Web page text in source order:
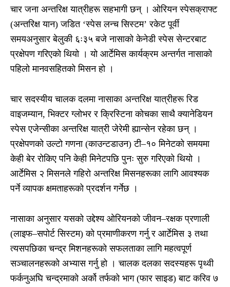
चार जना अन्तरिक्ष यात्रीहरू सहभागी छन् । ओरियन स्पेसक्राफ्ट
(अन्तरिक्ष यान) जडित ‘स्पेस लन्च सिस्टम’ रकेट पूर्वी
समयअनुसार बेलुकी ६ः३५ बजे नासाको केनेडी स्पेस सेन्टरबाट
प्रक्षेपण गरिएको थियो । यो आर्टेमिस कार्यक्रम अन्तर्गत नासाको
पहिलो मानवसहितको मिसन हो ।
चार सदस्यीय चालक दलमा नासाका अन्तरिक्ष यात्रीहरू रिड
वाइजम्यान, भिक्टर ग्लोभर र क्रिस्टिना कोचका साथै क्यानेडियन
स्पेस एजेन्सीका अन्तरिक्ष यात्री जेरेमी ह्यान्सेन रहेका छन् ।
प्रक्षेपणको उल्टो गणना (काउन्टडाउन) टी–१० मिनेटको समयमा
केही बेर रोकिए पनि केही मिनेटपछि पुनः सुरु गरिएको थियो ।
आर्टेमिस २ मिसनले गहिरो अन्तरिक्ष मिसनहरूका लागि आवश्यक
पर्ने व्यापक क्षमताहरूको प्रदर्शन गर्नेछ ।
नासाका अनुसार यसको उद्देश्य ओरियनको जीवन–रक्षक प्रणाली
(लाइफ–सपोर्ट सिस्टम) को प्रमाणीकरण गर्नु र आर्टेमिस ३ तथा
त्यसपछिका चन्द्र मिशनहरूको सफलताका लागि महत्वपूर्ण
सञ्चालनहरूको अभ्यास गर्नु हो । चालक दलका सदस्यहरू पृथ्वी
फर्कनुअघि चन्द्रमाको अर्को तर्फको भाग (फार साइड) बाट करिव ७